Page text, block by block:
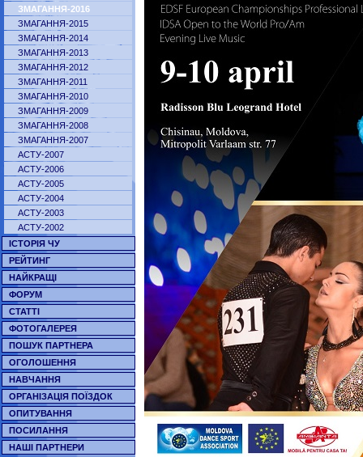
ЗМАГАННЯ-2016
ЗМАГАННЯ-2015
ЗМАГАННЯ-2014
ЗМАГАННЯ-2013
ЗМАГАННЯ-2012
ЗМАГАННЯ-2011
ЗМАГАННЯ-2010
ЗМАГАННЯ-2009
ЗМАГАННЯ-2008
ЗМАГАННЯ-2007
АСТУ-2007
АСТУ-2006
АСТУ-2005
АСТУ-2004
АСТУ-2003
АСТУ-2002
ІСТОРІЯ ЧУ
РЕЙТИНГ
НАЙКРАЩІ
ФОРУМ
СТАТТІ
ФОТОГАЛЕРЕЯ
ПОШУК ПАРТНЕРА
ОГОЛОШЕННЯ
НАВЧАННЯ
ОРГАНІЗАЦІЯ ПОЇЗДОК
ОПИТУВАННЯ
ПОСИЛАННЯ
НАШІ ПАРТНЕРИ